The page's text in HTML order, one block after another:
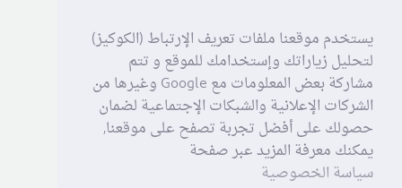
يستخدم موقعنا ملفات تعريف الإرتباط (الكوكيز)
لتحليل زياراتك وإستخدامك للموقع و تتم
مشاركة بعض المعلومات مع Google وغيرها من
الشركات الإعلانية والشبكات الإجتماعية لضمان
حصولك على أفضل تجربة تصفح على موقعنا,
يمكنك معرفة المزيد عبر صفحة
سياسة الخصوصية